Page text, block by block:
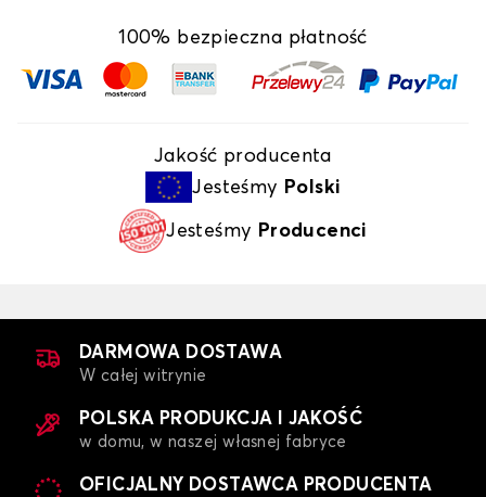
100% bezpieczna płatność
Jakość producenta
Jesteśmy Polski
Jesteśmy Producenci
DARMOWA DOSTAWA
W całej witrynie
POLSKA PRODUKCJA I JAKOŚĆ
w domu, w naszej własnej fabryce
OFICJALNY DOSTAWCA PRODUCENTA